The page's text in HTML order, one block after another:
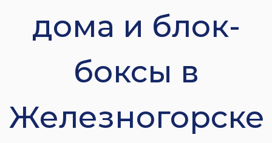
дома и блок-
боксы в
Железногорске